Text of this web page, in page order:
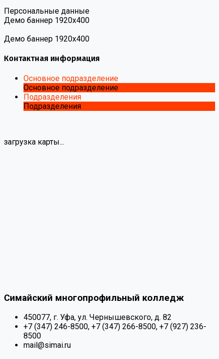
Персональные данные
Демо баннер 1920х400
Демо баннер 1920х400
Контактная информация
Основное подразделение
Основное подразделение
Подразделения
Подразделения
загрузка карты...
Симайский многопрофильный колледж
450077, г. Уфа, ул. Чернышевского, д. 82
+7 (347) 246-8500, +7 (347) 266-8500, +7 (927) 236-
8500
mail@simai.ru